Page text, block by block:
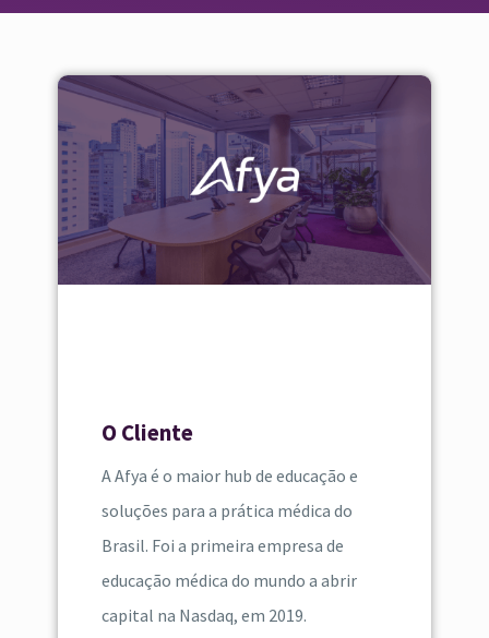
O Cliente
A Afya é o maior hub de educação e
soluções para a prática médica do
Brasil. Foi a primeira empresa de
educação médica do mundo a abrir
capital na Nasdaq, em 2019.